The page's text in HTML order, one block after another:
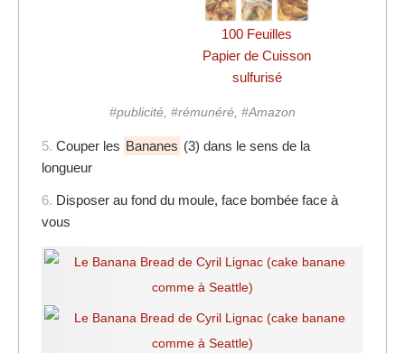
100 Feuilles
Papier de Cuisson
sulfurisé
#publicité, #rémunéré, #Amazon
5. Couper les Bananes (3) dans le sens de la
longueur
6. Disposer au fond du moule, face bombée face à
vous